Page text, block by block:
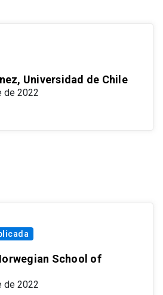
Universidad de Chile
de 2022
School of
de 2022